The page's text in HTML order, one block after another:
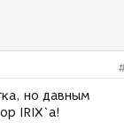
но давным
IRIX`а!